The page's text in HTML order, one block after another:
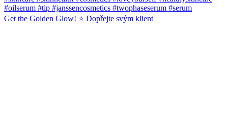
Get the Golden Glow! ⭐️ Dopřejte svým klient